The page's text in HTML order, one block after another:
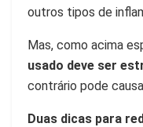
outros tipos de
Mas, como acima
usado deve ser
contrário pode
Duas dicas para